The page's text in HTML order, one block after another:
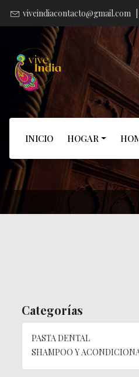
viveindiacontacto@gmail.com
INICIO HOGAR
Categorías
PASTA DENTAL
SHAMPOO Y